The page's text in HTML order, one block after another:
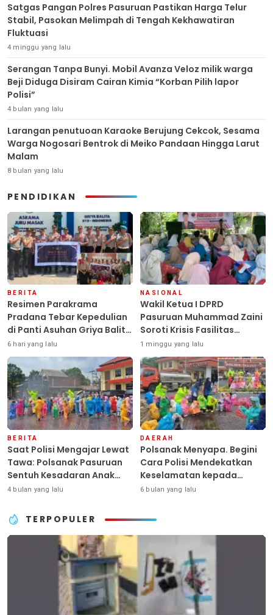
Satgas Pangan Polres Pasuruan Pastikan Harga Telur
Stabil, Pasokan Melimpah di Tengah Kekhawatiran
Fluktuasi
4 minggu yang lalu
Serangan Tanpa Bunyi. Mobil Avanza Veloz milik warga
Beji Diduga Disiram Cairan Kimia “Korban Pilih lapor
Polisi”
4 bulan yang lalu
Larangan penutuoan Karaoke Berujung Cekcok, Sesama
Warga Nogosari Bentrok di Meiko Pandaan Hingga Larut
Malam
8 bulan yang lalu
PENDIDIKAN
BERITA
Resimen Parakrama
Pradana Tebar Kepedulian
di Panti Asuhan Griya Balita
SYD, Peluk Hangat Balita
Terlantar “POLRI Hadir
Dengan Hati”
6 hari yang lalu
NASIONAL
Wakil Ketua I DPRD
Pasuruan Muhammad Zaini
Soroti Krisis Fasilitas
Sekolah di Tengah Efisiensi
Anggaran
1 minggu yang lalu
BERITA
Saat Polisi Mengajar Lewat
Tawa: Polsanak Pasuruan
Sentuh Kesadaran Anak
Sejak Dini
4 bulan yang lalu
DAERAH
Polsanak Menyapa. Begini
Cara Polisi Mendekatkan
Keselamatan kepada
Generasi Sejak Usia Dini
6 bulan yang lalu
TERPOPULER